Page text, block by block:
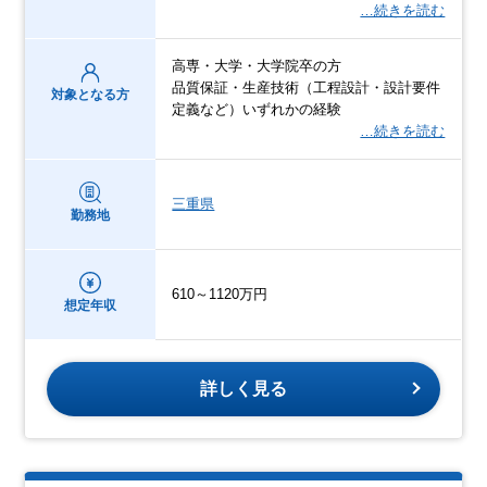
…続きを読む
対象となる方
高専・大学・大学院卒の方
品質保証・生産技術（工程設計・設計要件
定義など）いずれかの経験
…続きを読む
勤務地
三重県
想定年収
610～1120万円
詳しく見る